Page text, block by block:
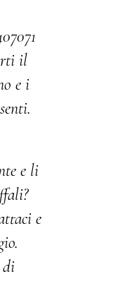
il
e i
e li
e
di